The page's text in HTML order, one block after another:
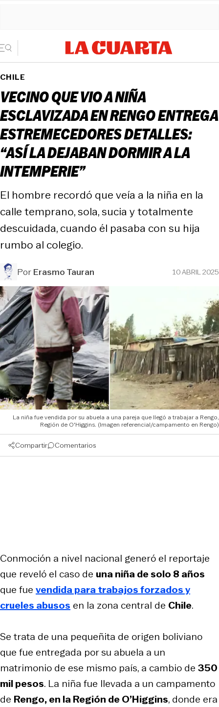
CHILE
VECINO QUE VIO A NIÑA
ESCLAVIZADA EN RENGO ENTREGA
ESTREMECEDORES DETALLES:
“ASÍ LA DEJABAN DORMIR A LA
INTEMPERIE”
El hombre recordó que veía a la niña en la
calle temprano, sola, sucia y totalmente
descuidada, cuando él pasaba con su hija
rumbo al colegio.
PorErasmo Tauran 10 ABRIL 2025
La niña fue vendida por su abuela a una pareja que llegó a trabajar a Rengo,
Región de O'Higgins. (Imagen referencial/campamento en Rengo)
Compartir Comentarios
Conmoción a nivel nacional generó el reportaje
que reveló el caso de una niña de solo 8 años
que fue vendida para trabajos forzados y
crueles abusos en la zona central de Chile.
Se trata de una pequeñita de origen boliviano
que fue entregada por su abuela a un
matrimonio de ese mismo país, a cambio de 350
mil pesos. La niña fue llevada a un campamento
de Rengo, en la Región de O’Higgins, donde era